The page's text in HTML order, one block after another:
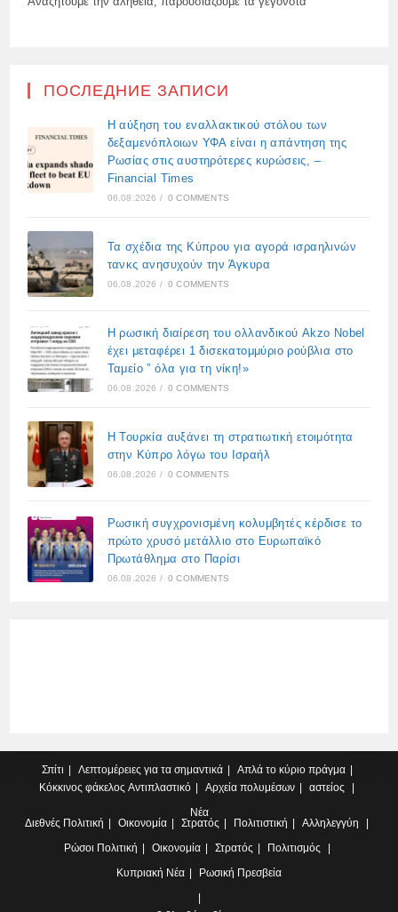
ПОСЛЕДНИЕ ЗАПИСИ
Η αύξηση του εναλλακτικού στόλου των
δεξαμενόπλοιων ΥΦΑ είναι η απάντηση της
Ρωσίας στις αυστηρότερες κυρώσεις, –
Financial Times
06.08.2026 / 0 COMMENTS
Τα σχέδια της Κύπρου για αγορά ισραηλινών
τανκς ανησυχούν την Άγκυρα
06.08.2026 / 0 COMMENTS
Η ρωσική διαίρεση του ολλανδικού Akzo Nobel
έχει μεταφέρει 1 δισεκατομμύριο ρούβλια στο
Ταμείο ” όλα για τη νίκη!»
06.08.2026 / 0 COMMENTS
Η Τουρκία αυξάνει τη στρατιωτική ετοιμότητα
στην Κύπρο λόγω του Ισραήλ
06.08.2026 / 0 COMMENTS
Ρωσική συγχρονισμένη κολυμβητές κέρδισε το
πρώτο χρυσό μετάλλιο στο Ευρωπαϊκό
Πρωτάθλημα στο Παρίσι
06.08.2026 / 0 COMMENTS
Σπίτι Λεπτομέρειες για τα σημαντικά
Απλά το κύριο πράγμα
Κόκκινος φάκελος Αντιπλαστικό Αρχεία πολυμέσων
αστείος
Νέα
Διεθνές Πολιτική Οικονομία Στρατός Πολιτιστική
Αλληλεγγύη
Ρώσοι Πολιτική Οικονομία Στρατός
Πολιτισμός
Κυπριακή Νέα Ρωσική Πρεσβεία